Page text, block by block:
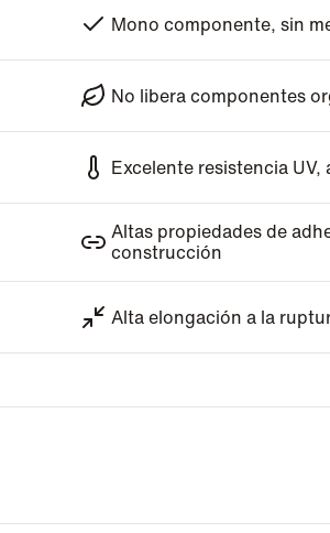
Mono componente, sin
No libera componentes
Excelente resistencia
Altas propiedades de
construcción
Alta elongación a la